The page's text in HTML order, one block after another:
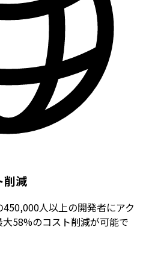
削減
人以上の開発者にアク
58%のコスト削減が可能で